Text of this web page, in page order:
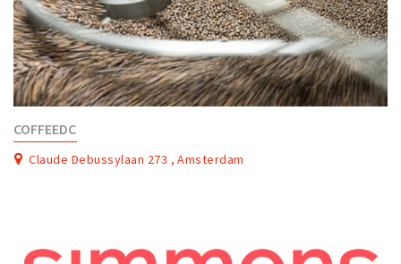
COFFEEDC
Claude Debussylaan 273 , Amsterdam